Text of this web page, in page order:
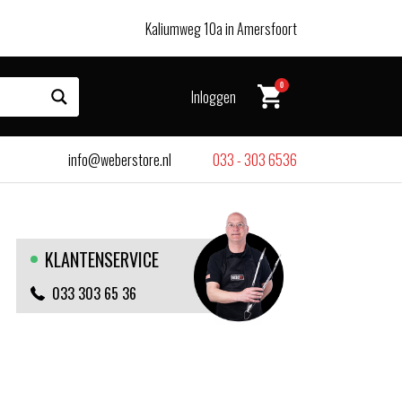
Kaliumweg 10a in Amersfoort
Inloggen
0
info@weberstore.nl 033 - 303 6536
KLANTENSERVICE
033 303 65 36